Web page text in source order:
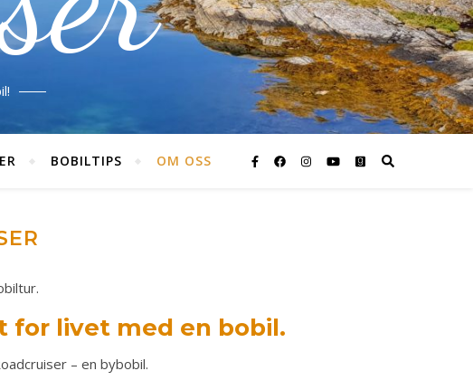
BOBILTIPS OM OSS
for livet med en bobil.
– en bybobil.